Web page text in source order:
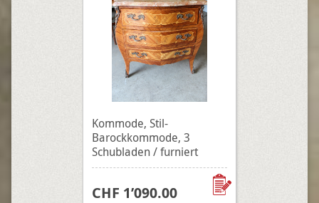
Kommode, Stil-
Barockkommode, 3
Schubladen / furniert
CHF 1’090.00